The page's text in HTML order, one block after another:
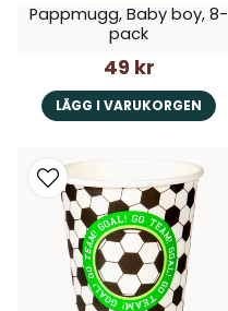
Pappmugg, Baby boy, 8-
pack
49 kr
LÄGG I VARUKORGEN